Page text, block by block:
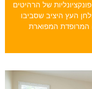
של הרהיטים
העץ היציב שסביבו
המרופדת המפוארת